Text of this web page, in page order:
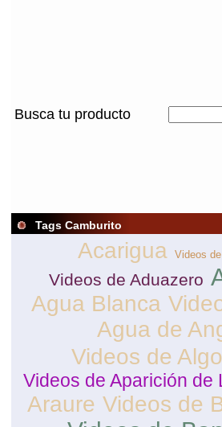
Busca tu producto
Tags Camburito
Acarigua Videos
Videos de Aduazero
Agua Blanca
Agua de
Videos de
Videos de Aparición de
Araure Videos de